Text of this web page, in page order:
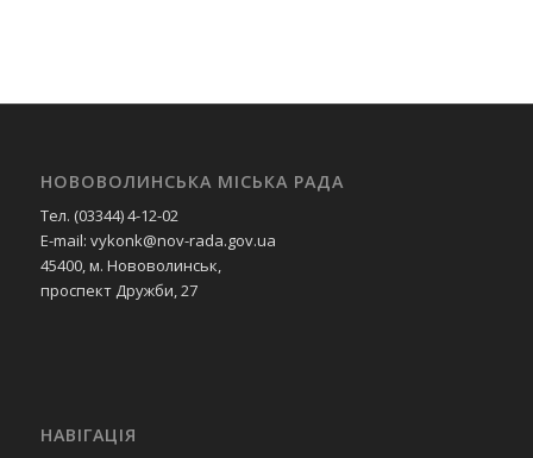
НОВОВОЛИНСЬКА МІСЬКА РАДА
Тел. (03344) 4-12-02
E-mail: vykonk@nov-rada.gov.ua
45400, м. Нововолинськ,
проспект Дружби, 27
НАВІГАЦІЯ